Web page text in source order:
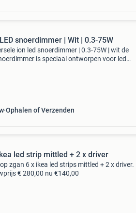
snoerdimmer | Wit | 0.3-75W
ion led snoerdimmer | 0.3-75W | wit de
is speciaal ontworpen voor led
Ophalen of Verzenden
led strip mittled + 2 x driver
zgan 6 x ikea led strips mittled + 2 x driver.
€ 280,00 nu €140,00